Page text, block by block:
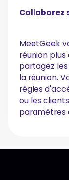
Collaborez
MeetGeek
réunion
partagez
la réunion.
règles
ou les
paramètres